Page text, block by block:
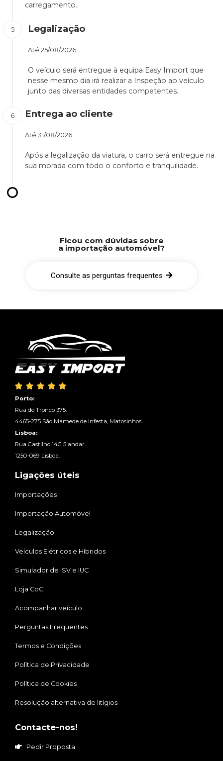
carregamento.
Legalização
Até 25/08/2026
O veículo será entregue à equipa Easy Import que
nesse mesmo dia irá realizar a Inspeção ao veículo
junto das diversas entidades competentes.
Entrega ao cliente
Até 31/08/2026
Após a legalização da viatura, o carro será entregue na
sua morada com todo o conforto e tranquilidade.
Ficou com dúvidas sobre
a importação automóvel?
Consulte as perguntas frequentes
    
Porto:
Rua do Tronco 375.
4465-275 São Mamede de Infesta, Matosinhos.
Lisboa:
Rua Castilho 14C 5 andar.
1250-069 Lisboa.
Ligações úteis
Importações
Importação Automóvel
Legalização
Veículos Elétricos e Híbridos
Simulador de ISV e IUC
Loja CoC
Acompanhar veículo
Perguntas Frequentes
Termos e Condições
Política de Privacidade
Política de Cookies
Resolução alternativa de litígios
Contacte-nos!
Pedir Proposta